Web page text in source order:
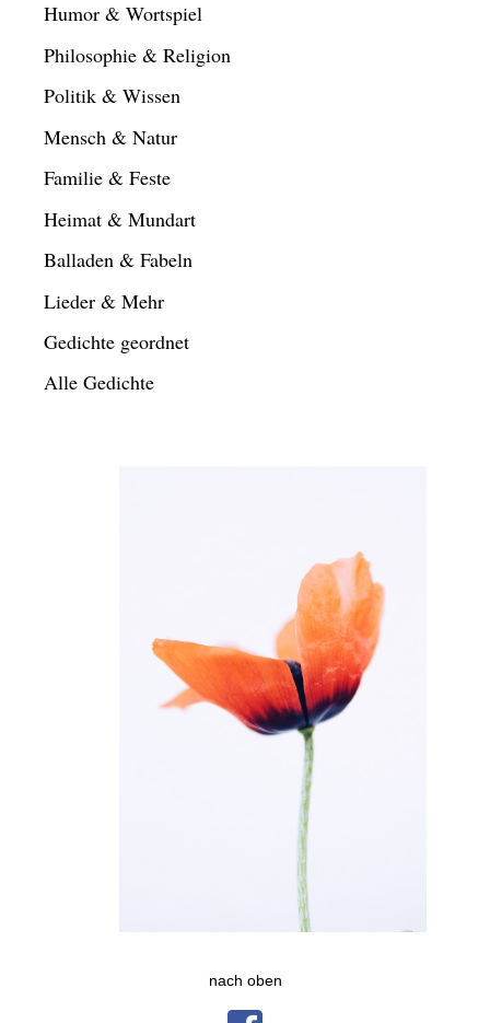
Humor & Wortspiel
Philosophie & Religion
Politik & Wissen
Mensch & Natur
Familie & Feste
Heimat & Mundart
Balladen & Fabeln
Lieder & Mehr
Gedichte geordnet
Alle Gedichte
nach oben